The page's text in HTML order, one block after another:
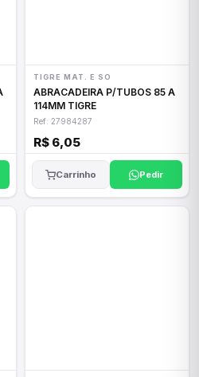
TIGRE MAT. E SO
ABRACADEIRA P/TUBOS 85 A
114MM TIGRE
Ref: 27984287
R$ 6,05
Carrinho Pedir